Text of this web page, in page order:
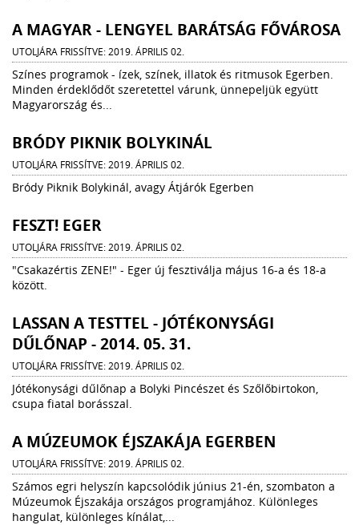
A MAGYAR - LENGYEL BARÁTSÁG FŐVÁROSA
UTOLJÁRA FRISSÍTVE: 2019. ÁPRILIS 02.
Színes programok - ízek, színek, illatok és ritmusok Egerben.
Minden érdeklődőt szeretettel várunk, ünnepeljük együtt
Magyarország és...
BRÓDY PIKNIK BOLYKINÁL
UTOLJÁRA FRISSÍTVE: 2019. ÁPRILIS 02.
Bródy Piknik Bolykinál, avagy Átjárók Egerben
FESZT! EGER
UTOLJÁRA FRISSÍTVE: 2019. ÁPRILIS 02.
"Csakazértis ZENE!" - Eger új fesztiválja május 16-a és 18-a
között.
LASSAN A TESTTEL - JÓTÉKONYSÁGI
DŰLŐNAP - 2014. 05. 31.
UTOLJÁRA FRISSÍTVE: 2019. ÁPRILIS 02.
Jótékonysági dűlőnap a Bolyki Pincészet és Szőlőbirtokon,
csupa fiatal borásszal.
A MÚZEUMOK ÉJSZAKÁJA EGERBEN
UTOLJÁRA FRISSÍTVE: 2019. ÁPRILIS 02.
Számos egri helyszín kapcsolódik június 21-én, szombaton a
Múzeumok Éjszakája országos programjához. Különleges
hangulat, különleges kínálat,...